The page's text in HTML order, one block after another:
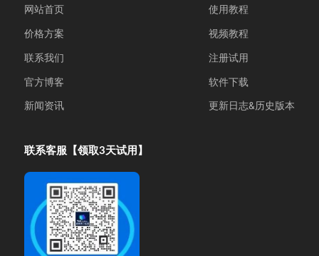
网站首页
价格方案
联系我们
官方博客
新闻资讯
使用教程
视频教程
注册试用
软件下载
更新日志&历史版本
联系客服【领取3天试用】